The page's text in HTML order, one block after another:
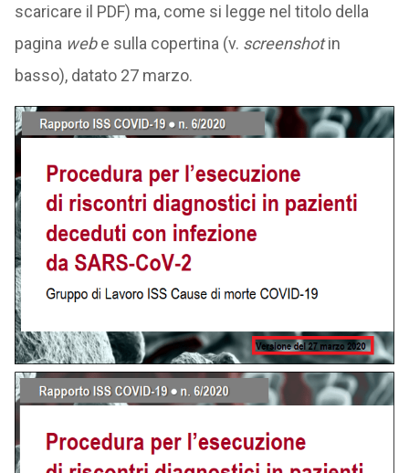
scaricare il PDF) ma, come si legge nel titolo della
pagina webe sulla copertina (v. screenshotin
basso), datato 27 marzo.